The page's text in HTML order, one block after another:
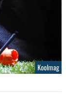
Koolmag